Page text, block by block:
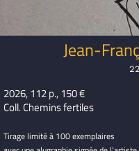
Jean-
2026, 112 p., 150 €
Coll. Chemins fertiles
Tirage limité à 100 exemplaires